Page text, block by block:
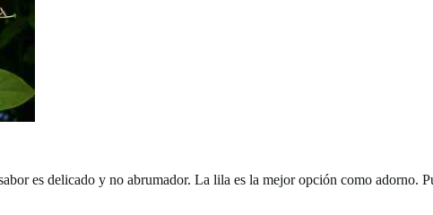
es delicado y no abrumador. La lila es la mejor opción como adorno.